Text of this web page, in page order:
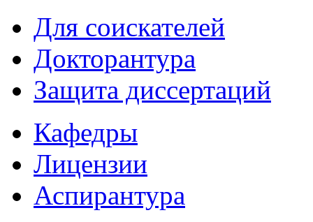
Для соискателей
Докторантура
Защита диссертаций
Кафедры
Лицензии
Аспирантура